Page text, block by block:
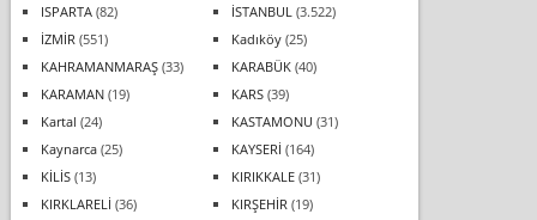
ISPARTA(82) İSTANBUL (3.522)
İZMİR (551) Kadıköy(25)
KAHRAMANMARAŞ(33) KARABÜK(40)
KARAMAN(19) KARS(39)
Kartal (24) KASTAMONU (31)
Kaynarca(25) KAYSERİ (164)
KİLİS(13) KIRIKKALE(31)
KIRKLARELİ (36) KIRŞEHİR (19)